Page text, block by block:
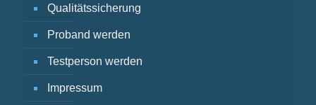
Qualitätssicherung
Proband werden
Testperson werden
Impressum